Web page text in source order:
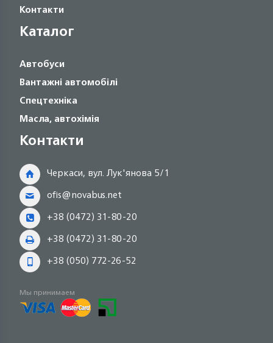
Контакти
Каталог
Автобуси
Вантажні автомобілі
Спецтехніка
Масла, автохімія
Контакти
Черкаси, вул. Лук'янова 5/1
ofis@novabus.net
+38 (0472) 31-80-20
+38 (0472) 31-80-20
+38 (050) 772-26-52
Мы принимаем